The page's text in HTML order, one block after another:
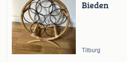
Bieden
Tilburg